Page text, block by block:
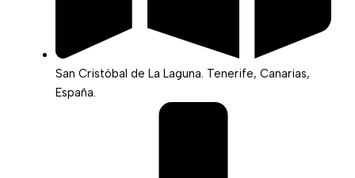
San Cristóbal de La Laguna. Tenerife, Canarias,
España.